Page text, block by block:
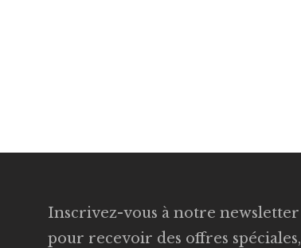
Inscrivez-vous à notre newsletter
pour recevoir des offres spéciales,